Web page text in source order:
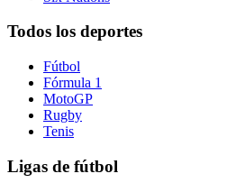
Todos los deportes
Fútbol
Fórmula 1
MotoGP
Rugby
Tenis
Ligas de fútbol